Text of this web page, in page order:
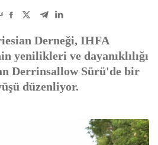
Derneği, IHFA
yenilikleri ve dayanıklılığı
Derrinsallow Sürü'de bir
düzenliyor.